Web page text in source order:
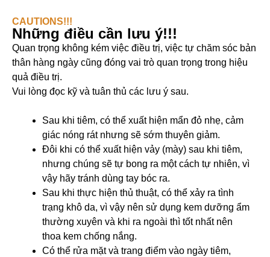
CAUTIONS!!!
Những điều cần lưu ý!!!
Quan trọng không kém việc điều trị, việc tự chăm sóc bản
thân hàng ngày cũng đóng vai trò quan trọng trong hiệu
quả điều trị.
Vui lòng đọc kỹ và tuân thủ các lưu ý sau.
Sau khi tiêm, có thể xuất hiện mẩn đỏ nhẹ, cảm
giác nóng rát nhưng sẽ sớm thuyên giảm.
Đôi khi có thể xuất hiện vảy (mày) sau khi tiêm,
nhưng chúng sẽ tự bong ra một cách tự nhiên, vì
vậy hãy tránh dùng tay bóc ra.
Sau khi thực hiện thủ thuật, có thể xảy ra tình
trạng khô da, vì vậy nên sử dụng kem dưỡng ẩm
thường xuyên và khi ra ngoài thì tốt nhất nên
thoa kem chống nắng.
Có thể rửa mặt và trang điểm vào ngày tiêm,